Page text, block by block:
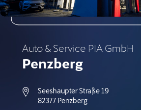
Auto & Service PIA GmbH
Penzberg
Seeshaupter Straße 19
82377 Penzberg